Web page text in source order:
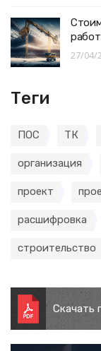
27/04/
Теги
ПОС ТК
организация
проект
расшифровка
строительство
Скачать